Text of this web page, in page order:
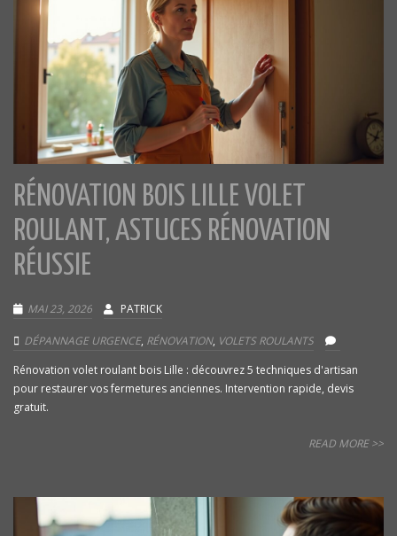
RÉNOVATION BOIS LILLE VOLET
ROULANT, ASTUCES RÉNOVATION
RÉUSSIE
MAI 23, 2026 PATRICK
DÉPANNAGE URGENCE, RÉNOVATION, VOLETS ROULANTS
Rénovation volet roulant bois Lille : découvrez 5 techniques d'artisan
pour restaurer vos fermetures anciennes. Intervention rapide, devis
gratuit.
READ MORE >>